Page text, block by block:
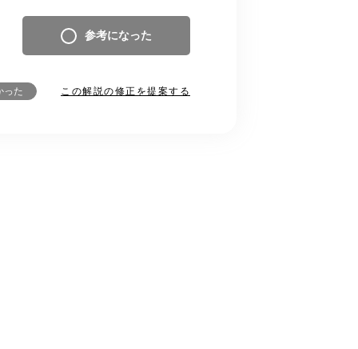
参考になった
った この解説の修正を提案する